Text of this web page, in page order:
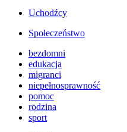
Uchodźcy
Społeczeństwo
bezdomni
edukacja
migranci
niepełnosprawność
pomoc
rodzina
sport